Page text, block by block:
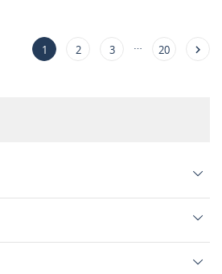
1 2 3 … 20 